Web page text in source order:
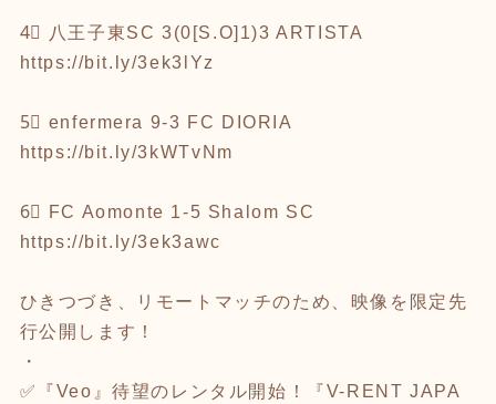
4⃣ 八王子東SC 3(0[S.O]1)3 ARTISTA
https://bit.ly/3ek3lYz
5⃣ enfermera 9-3 FC DIORIA
https://bit.ly/3kWTvNm
6⃣ FC Aomonte 1-5 Shalom SC
https://bit.ly/3ek3awc
ひきつづき、リモートマッチのため、映像を限定先
行公開します！
・
✅『Veo』待望のレンタル開始！『V-RENT JAPA